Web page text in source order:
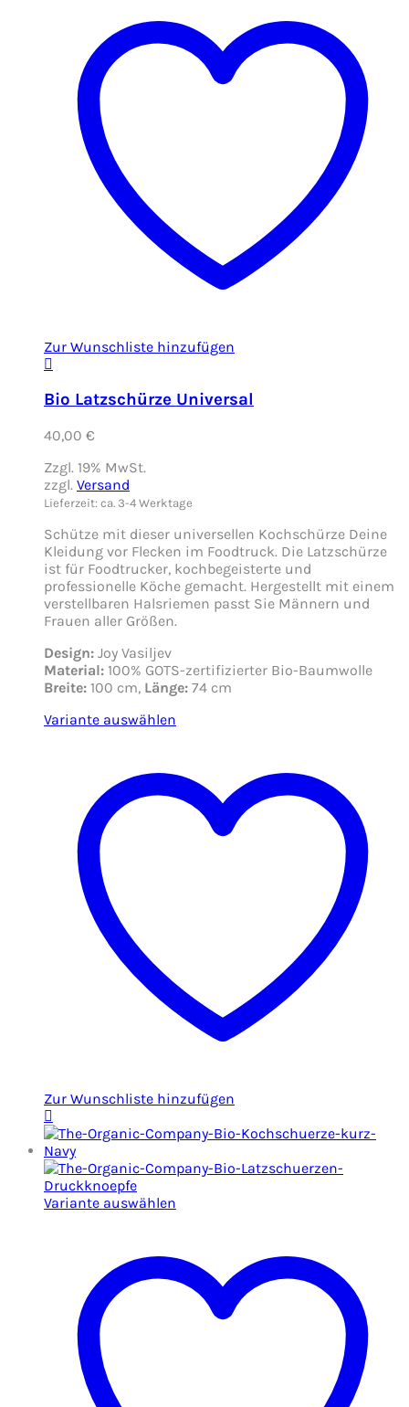
Zur Wunschliste hinzufügen
Bio Latzschürze Universal
40,00 €
Zzgl. 19% MwSt.
zzgl. Versand
Lieferzeit: ca. 3-4 Werktage
Schütze mit dieser universellen Kochschürze Deine
Kleidung vor Flecken im Foodtruck. Die Latzschürze
ist für Foodtrucker, kochbegeisterte und
professionelle Köche gemacht. Hergestellt mit einem
verstellbaren Halsriemen passt Sie Männern und
Frauen aller Größen.
Design: Joy Vasiljev
Material: 100% GOTS-zertifizierter Bio-Baumwolle
Breite: 100 cm, Länge: 74 cm
Variante auswählen
Zur Wunschliste hinzufügen
Variante auswählen